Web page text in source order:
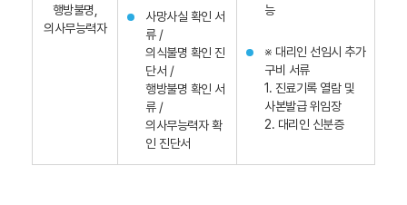
행방불명,
의사무능력자
능
※ 대리인 선임시 추가
구비 서류
1. 진료기록 열람 및
사본발급 위임장
2. 대리인 신분증
사망사실 확인 서
류 /
의식불명 확인 진
단서 /
행방불명 확인 서
류 /
의사무능력자 확
인 진단서